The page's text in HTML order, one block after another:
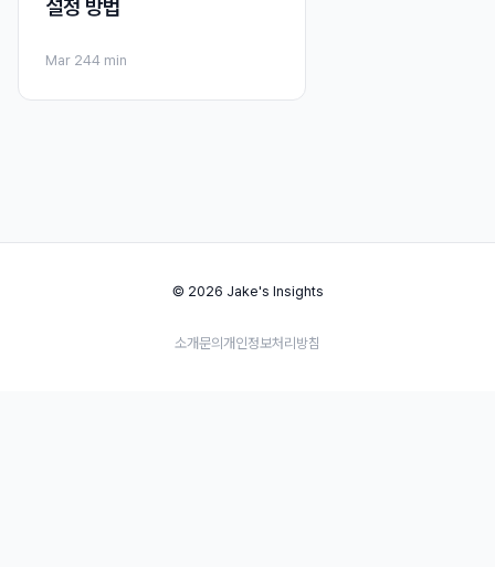
설정 방법
Mar 244 min
© 2026 Jake's Insights
소개문의개인정보처리방침